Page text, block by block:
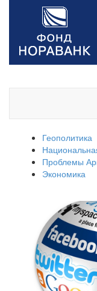
Геополитика
Проблемы
Экономика